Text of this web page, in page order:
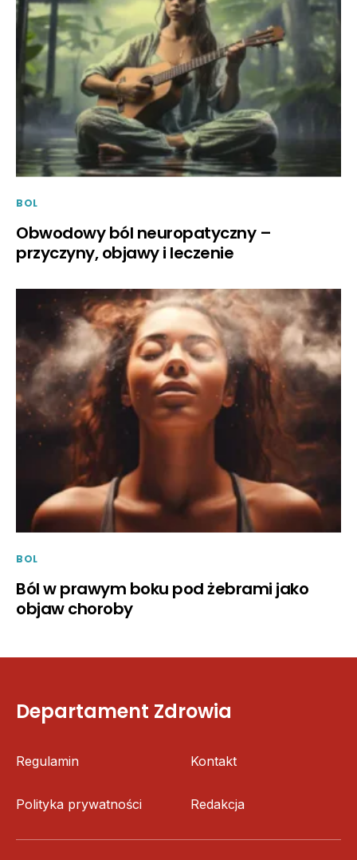
BOL
Obwodowy ból neuropatyczny –
przyczyny, objawy i leczenie
BOL
Ból w prawym boku pod żebrami jako
objaw choroby
Departament Zdrowia
Regulamin Kontakt
Polityka prywatności Redakcja